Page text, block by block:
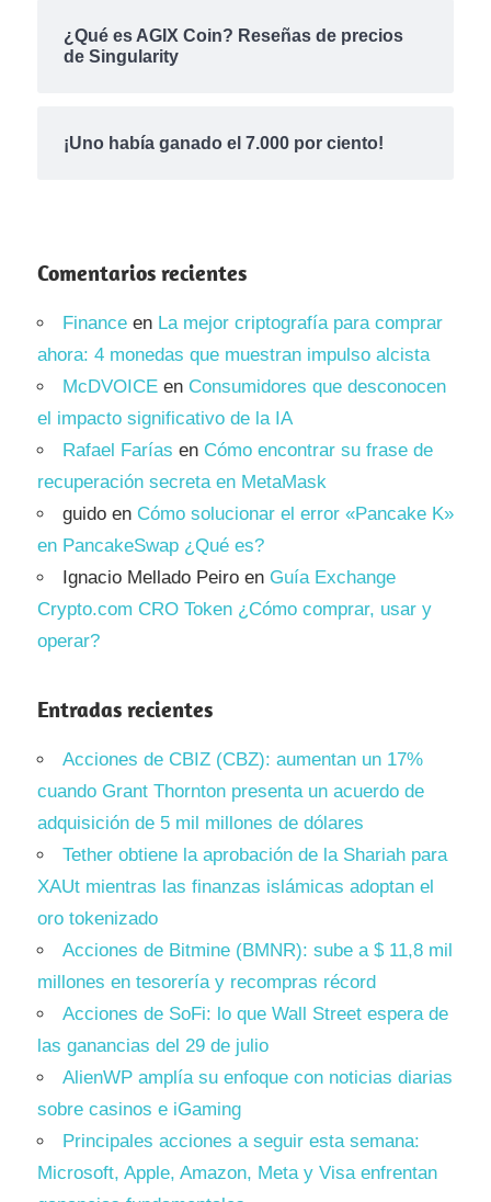
¿Qué es AGIX Coin? Reseñas de precios
de Singularity
¡Uno había ganado el 7.000 por ciento!
Comentarios recientes
Finance en La mejor criptografía para comprar
ahora: 4 monedas que muestran impulso alcista
McDVOICE en Consumidores que desconocen
el impacto significativo de la IA
Rafael Farías en Cómo encontrar su frase de
recuperación secreta en MetaMask
guido en Cómo solucionar el error «Pancake K»
en PancakeSwap ¿Qué es?
Ignacio Mellado Peiro en Guía Exchange
Crypto.com CRO Token ¿Cómo comprar, usar y
operar?
Entradas recientes
Acciones de CBIZ (CBZ): aumentan un 17%
cuando Grant Thornton presenta un acuerdo de
adquisición de 5 mil millones de dólares
Tether obtiene la aprobación de la Shariah para
XAUt mientras las finanzas islámicas adoptan el
oro tokenizado
Acciones de Bitmine (BMNR): sube a $ 11,8 mil
millones en tesorería y recompras récord
Acciones de SoFi: lo que Wall Street espera de
las ganancias del 29 de julio
AlienWP amplía su enfoque con noticias diarias
sobre casinos e iGaming
Principales acciones a seguir esta semana:
Microsoft, Apple, Amazon, Meta y Visa enfrentan